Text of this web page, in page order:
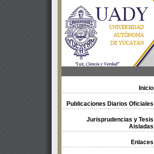
Inicio
Publicaciones Diarios Oficiales
Jurisprudencias y Tesis
Aisladas
Enlaces